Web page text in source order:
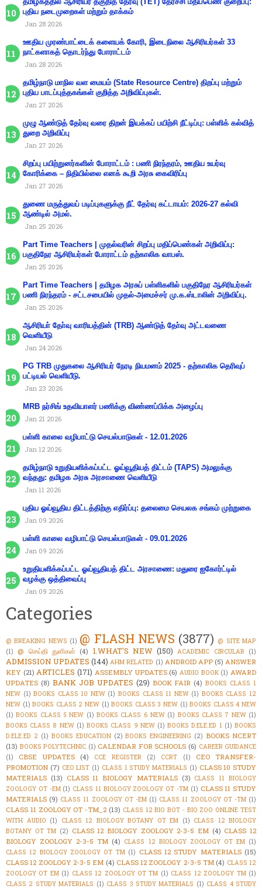
புதிய நடைமுறைகள் மற்றும் தாக்கம்
Jan 28 2026
ஊதிய முரண்பாட்டைக் களையக் கோரி, இடைநிலை ஆசிரியர்கள் 33
நாட்களாகத் தொடர்ந்து போராட்டம்
Jan 28 2026
தமிழ்நாடு மாநில வள மையம் (State Resource Centre) திறப்பு மற்றும்
புதிய பாடப்புத்தகங்கள் குறித்த அறிவிப்புகள்.
Jan 27 2026
முழு ஆண்டுத் தேர்வு வரை திறன் இயக்கப் பயிற்சி நீட்டிப்பு: பள்ளிக் கல்வித்
துறை அறிவிப்பு
Jan 27 2026
சிறப்பு பயிற்றுனர்களின் போராட்டம் : பணி நிரந்தரம், ஊதிய உயர்வு
கோரிக்கை – நிதியில்லை எனக் கூறி அரசு கைவிரிப்பு
Jan 27 2026
துணை மருத்துவப் படிப்புகளுக்கு நீட் தேர்வு கட்டாயம்: 2026-27 கல்வி
ஆண்டில் அமல்.
Jan 25 2026
Part Time Teachers | முதல்வரின் சிறப்பு மதிப்பெண்கள் அறிவிப்பு:
பகுதிநேர ஆசிரியர்கள் போராட்டம் தற்காலிக வாபஸ்.
Jan 25 2026
Part Time Teachers | தமிழக அரசுப் பள்ளிகளில் பகுதிநேர ஆசிரியர்கள்
பணி நிரந்தரம் - சட்டசபையில் முதல்-அமைச்சர் மு.க.ஸ்டாலின் அறிவிப்பு.
Jan 25 2026
ஆசிரியா் தோ்வு வாரியத்தின் (TRB) ஆண்டுத் தோ்வு அட்டவணை
வெளியீடு
Jan 24 2026
PG TRB முதுகலை ஆசிரியர் நேரடி நியமனம் 2025 - தற்காலிக தெரிவுப்
பட்டியல் வெளியீடு.
Jan 23 2026
MRB நர்சிங் உதவியாளர் பணிக்கு விண்ணப்பிக்க அழைப்பு
Jan 21 2026
பள்ளி காலை வழிபாட்டு செயல்பாடுகள் - 12.01.2026
Jan 12 2026
தமிழ்நாடு உறுதியளிக்கப்பட்ட ஓய்வூதியத் திட்டம் (TAPS) அமலுக்கு
வந்தது: தமிழக அரசு அரசாணை வெளியீடு
Jan 11 2026
புதிய ஓய்வூதிய திட்டத்திற்கு எதிர்ப்பு: தலைமை செயலக சங்கம் முற்றுகை
Jan 09 2026
பள்ளி காலை வழிபாட்டு செயல்பாடுகள் - 09.01.2026
Jan 09 2026
உறுதியளிக்கப்பட்ட ஓய்வூதியத் திட்ட அரசாணை: மதுரை ஐகோர்ட்டில்
வழக்கு ஒத்திவைப்பு
Jan 09 2026
Categories
@ BREAKING NEWS (1) @ FLASH NEWS (3877) @ SITE MAP
(1) @ செய்தி துளிகள் (4) 1.WHAT'S NEW (150) ACADEMIC CIRCULAR (1)
ADMISSION UPDATES (144) AHM RELATED (1) ANDROID APP (5) ANSWER
KEY (21) ARTICLES (171) ASSEMBLY UPDATES (6) AUDIO BOOK (1) AWARD
UPDATES (8) BANK JOB UPDATES (29) BOOK FAIR (4) BOOKS CLASS 1
NEW (1) BOOKS CLASS 10 NEW (1) BOOKS CLASS 11 NEW (1) BOOKS CLASS 12
NEW (1) BOOKS CLASS 2 NEW (1) BOOKS CLASS 3 NEW (1) BOOKS CLASS 4 NEW
(1) BOOKS CLASS 5 NEW (1) BOOKS CLASS 6 NEW (1) BOOKS CLASS 7 NEW (1)
BOOKS CLASS 8 NEW (1) BOOKS CLASS 9 NEW (1) BOOKS D.ELE.ED 1 (1) BOOKS
D.ELE.ED 2 (1) BOOKS EDUCATION (2) BOOKS ENGINEERING (2) BOOKS NCERT
(13) BOOKS POLYTECHNIC (1) CALENDAR FOR SCHOOLS (6) CAREER GUIDANCE
(1)
CBSE UPDATES (4) CCE REGISTER (2) CCRT (1)
CEO TRANSFER-
PROMOTION (7) CEO LIST (1) CLASS 1 STUDY MATERIALS (1) CLASS 10 STUDY
MATERIALS (13) CLASS 11 BIOLOGY MATERIALS (3) CLASS 11 BIOLOGY
ZOOLOGY OT -EM (1) CLASS 11 BIOLOGY ZOOLOGY OT -TM (1) CLASS 11 STUDY
MATERIALS (9) CLASS 11 ZOOLOGY OT -EM (1) CLASS 11 ZOOLOGY OT -TM (1)
CLASS 11 ZOOLOGY OT -TM_2 (13) CLASS 12 BIO BOT - BIO ZOO ONLINE TEST
WITH AUDIO (1) CLASS 12 BIOLOGY BOTANY OT EM (1) CLASS 12 BIOLOGY
BOTANY OT TM (2) CLASS 12 BIOLOGY ZOOLOGY 2-3-5 EM (4) CLASS 12
BIOLOGY ZOOLOGY 2-3-5 TM (4) CLASS 12 BIOLOGY ZOOLOGY OT EM (1)
CLASS 12 BIOLOGY ZOOLOGY OT TM (1) CLASS 12 STUDY MATERIALS (15)
CLASS 12 ZOOLOGY 2-3-5 EM (4) CLASS 12 ZOOLOGY 2-3-5 TM (4) CLASS 12
ZOOLOGY OT EM (1) CLASS 12 ZOOLOGY OT TM (1) CLASS 12 ZOOLOGY TM (1)
CLASS 2 STUDY MATERIALS (1) CLASS 3 STUDY MATERIALS (1) CLASS 4 STUDY